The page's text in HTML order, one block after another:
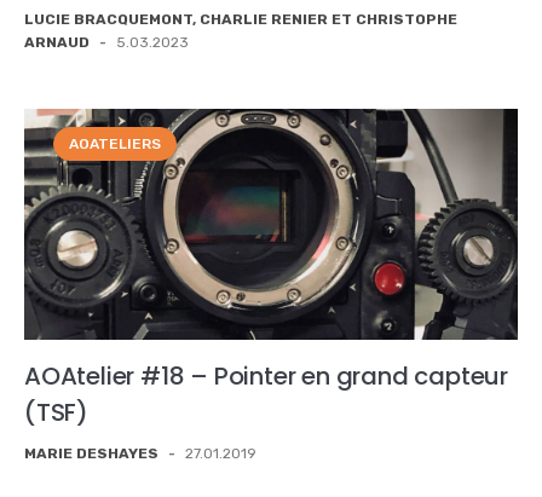
LUCIE BRACQUEMONT, CHARLIE RENIER ET CHRISTOPHE
ARNAUD
- 5.03.2023
AOATELIERS
AOAtelier #18 – Pointer en grand capteur
(TSF)
MARIE DESHAYES - 27.01.2019